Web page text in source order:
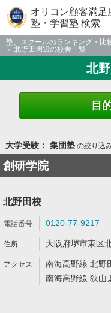
オリコン顧客満足
塾・学習塾 検索
塾、スクールのランキング・比
北野田周辺の校舎一覧
北
目
大学受験： 集団塾の絞り込
創研学院
北野田校
0120-77-9217
大阪府堺市東区
南海高野線 北野
南海高野線 狭山